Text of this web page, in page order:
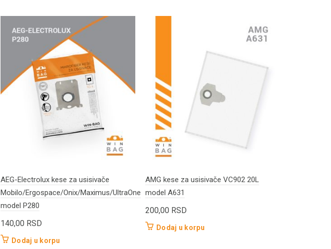
AEG-Electrolux kese za usisivače
Mobilo/Ergospace/Onix/Maximus/UltraOne
model P280
140,00 RSD
Dodaj u korpu
AMG kese za usisivače VC902 20L
model A631
200,00 RSD
Dodaj u korpu